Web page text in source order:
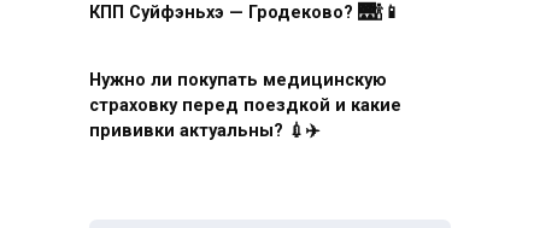
КПП Суйфэньхэ — Гродеково? 🌉🍾📱
Нужно ли покупать медицинскую
страховку перед поездкой и какие
прививки актуальны? 💉✈️